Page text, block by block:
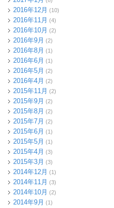
2016年12月 (10)
2016年11月 (4)
2016年10月 (2)
2016年9月 (2)
2016年8月 (1)
2016年6月 (1)
2016年5月 (2)
2016年4月 (2)
2015年11月 (2)
2015年9月 (2)
2015年8月 (2)
2015年7月 (2)
2015年6月 (1)
2015年5月 (1)
2015年4月 (3)
2015年3月 (3)
2014年12月 (1)
2014年11月 (3)
2014年10月 (2)
2014年9月 (1)